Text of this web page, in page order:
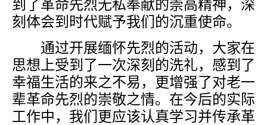
到了革命先烈无私奉献的崇高精神，深
刻体会到时代赋予我们的沉重使命。
通过开展缅怀先烈的活动，大家在
思想上受到了一次深刻的洗礼，感到了
幸福生活的来之不易，更增强了对老一
辈革命先烈的崇敬之情。在今后的实际
工作中，我们更应该认真学习并传承革